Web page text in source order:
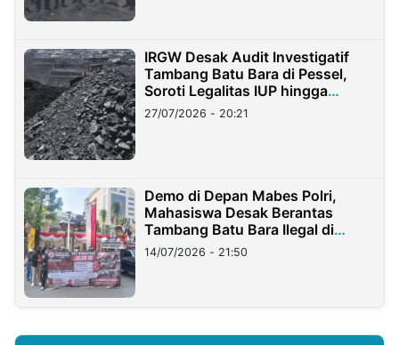
IRGW Desak Audit Investigatif
Tambang Batu Bara di Pessel,
Soroti Legalitas IUP hingga
Stockpile
27/07/2026 - 20:21
Demo di Depan Mabes Polri,
Mahasiswa Desak Berantas
Tambang Batu Bara Ilegal di
Lampung
14/07/2026 - 21:50